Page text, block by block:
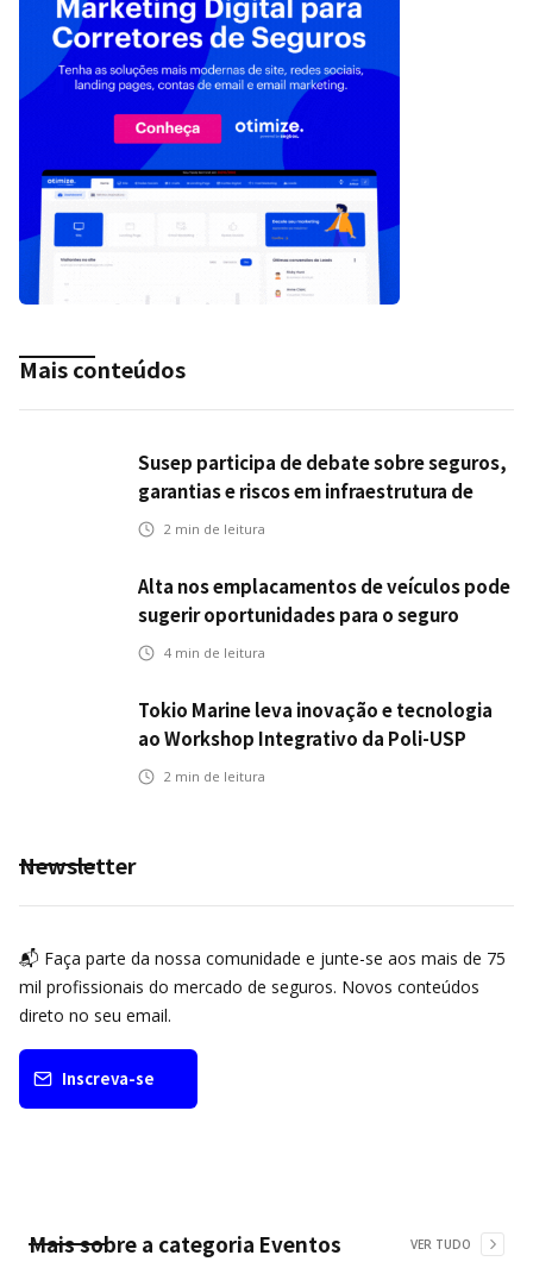
Mais conteúdos
Susep participa de debate sobre seguros,
garantias e riscos em infraestrutura de
transportes
2 min de leitura
Alta nos emplacamentos de veículos pode
sugerir oportunidades para o seguro
automotivo
4 min de leitura
Tokio Marine leva inovação e tecnologia
ao Workshop Integrativo da Poli-USP
2 min de leitura
Newsletter
📬 Faça parte da nossa comunidade e junte-se aos mais de 75
mil profissionais do mercado de seguros. Novos conteúdos
direto no seu email.
Inscreva-se
Mais sobre a categoria Eventos VER TUDO